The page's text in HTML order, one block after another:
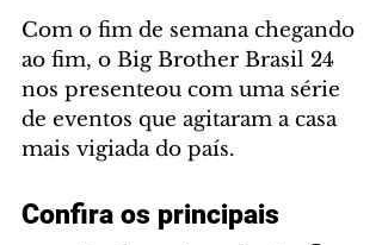
Com o fim de semana chegando
ao fim, o Big Brother Brasil 24
nos presenteou com uma série
de eventos que agitaram a casa
mais vigiada do país.
Confira os principais